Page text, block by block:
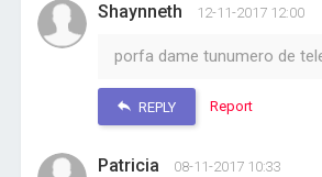
Shaynneth 12-11-2017 12:00
porfa dame tunumero de
REPLY Report
Patricia 08-11-2017 10:33